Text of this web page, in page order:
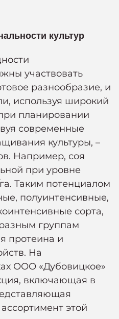
культур
участвовать
разнообразие, и
используя широкий
планировании
современные
культуры, –
Например, соя
при уровне
Таким потенциалом
полуинтенсивные,
сорта,
группам
протеина и
На
ООО «Дубовицкое»
включающая в
этой